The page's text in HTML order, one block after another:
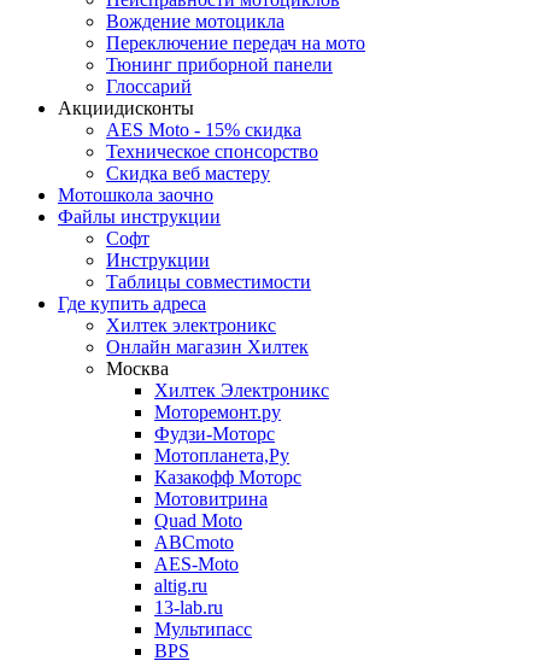
Вождение мотоцикла
Переключение передач на мото
Тюнинг приборной панели
Глоссарий
Акциидисконты
AES Moto - 15% скидка
Техническое спонсорство
Скидка веб мастеру
Мотошкола заочно
Файлы инструкции
Софт
Инструкции
Таблицы совместимости
Где купить адреса
Хилтек электроникс
Онлайн магазин Хилтек
Москва
Хилтек Электроникс
Моторемонт.ру
Фудзи-Моторс
Мотопланета,Ру
Казакофф Моторс
Мотовитрина
Quad Moto
ABCmoto
AES-Moto
altig.ru
13-lab.ru
Мультипасс
BPS